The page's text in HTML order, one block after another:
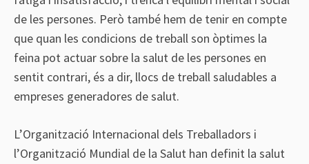
de les persones. Però també hem de tenir en compte
que quan les condicions de treball son òptimes la
feina pot actuar sobre la salut de les persones en
sentit contrari, és a dir, llocs de treball saludables a
empreses generadores de salut.
L’Organització Internacional dels Treballadors i
l’Organització Mundial de la Salut han definit la salut